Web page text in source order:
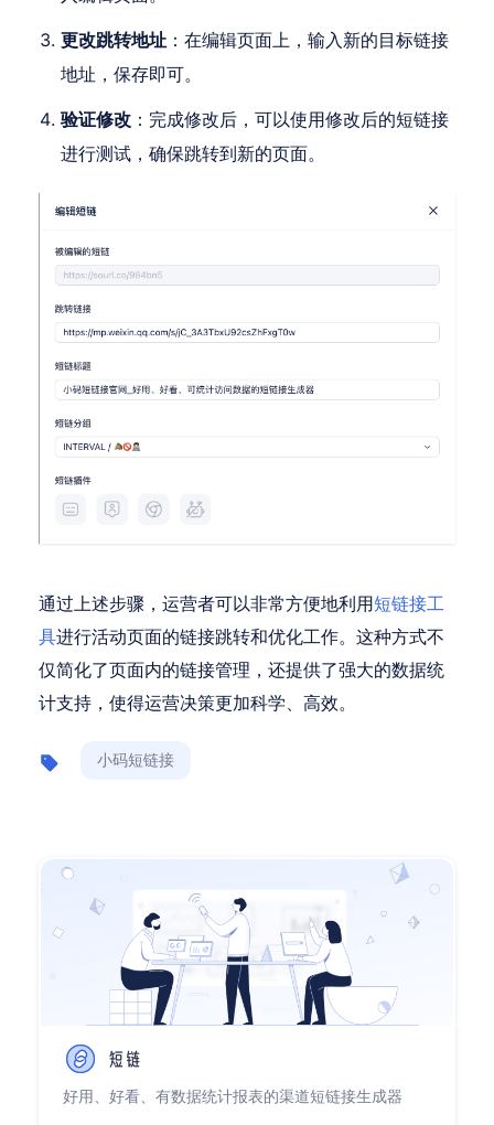
更改跳转地址 ：在编辑页面上，输入新的目标链接
地址，保存即可。
验证修改 ：完成修改后，可以使用修改后的短链接
进行测试，确保跳转到新的页面。
通过上述步骤，运营者可以非常方便地利用短链接工
具进行活动页面的链接跳转和优化工作。这种方式不
仅简化了页面内的链接管理，还提供了强大的数据统
计支持，使得运营决策更加科学、高效。
小码短链接
好用、好看、有数据统计报表的渠道短链接生成器